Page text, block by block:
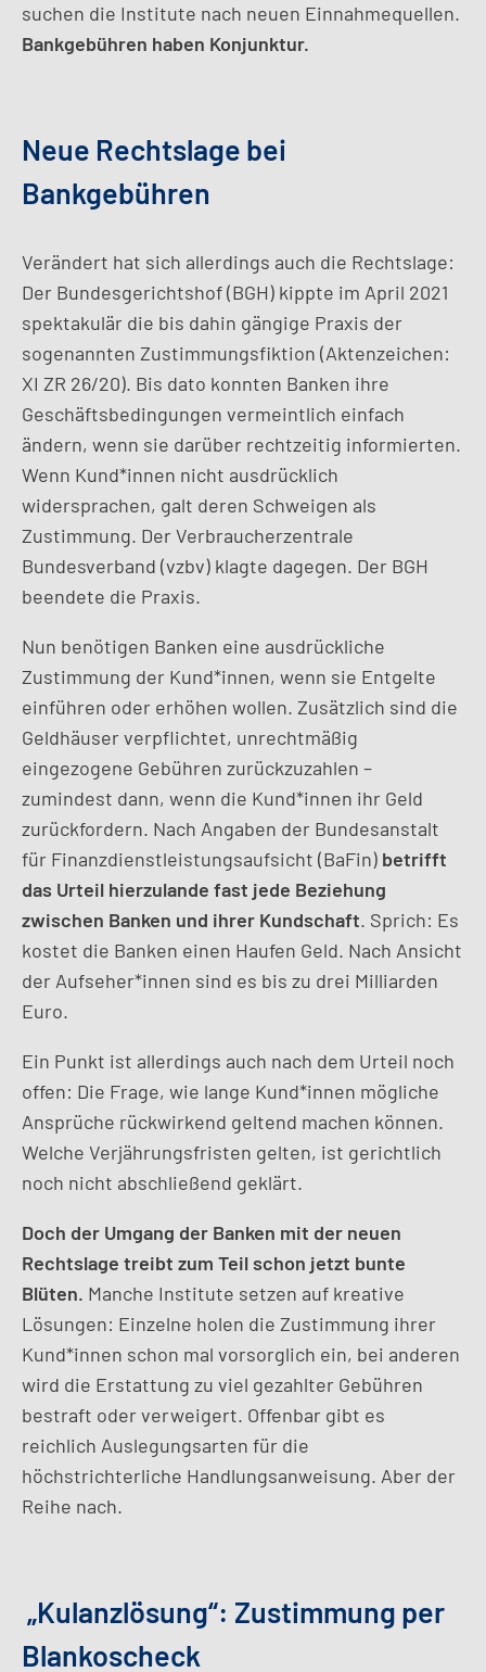
suchen die Institute nach neuen Einnahmequellen.
Bankgebühren haben Konjunktur.
Neue Rechtslage bei
Bankgebühren
Verändert hat sich allerdings auch die Rechtslage:
Der Bundesgerichtshof (BGH) kippte im April 2021
spektakulär die bis dahin gängige Praxis der
sogenannten Zustimmungsfiktion (Aktenzeichen:
XI ZR 26/20). Bis dato konnten Banken ihre
Geschäftsbedingungen vermeintlich einfach
ändern, wenn sie darüber rechtzeitig informierten.
Wenn Kund*innen nicht ausdrücklich
widersprachen, galt deren Schweigen als
Zustimmung. Der Verbraucherzentrale
Bundesverband (vzbv) klagte dagegen. Der BGH
beendete die Praxis.
Nun benötigen Banken eine ausdrückliche
Zustimmung der Kund*innen, wenn sie Entgelte
einführen oder erhöhen wollen. Zusätzlich sind die
Geldhäuser verpflichtet, unrechtmäßig
eingezogene Gebühren zurückzuzahlen –
zumindest dann, wenn die Kund*innen ihr Geld
zurückfordern. Nach Angaben der Bundesanstalt
für Finanzdienstleistungsaufsicht (BaFin) betrifft
das Urteil hierzulande fast jede Beziehung
zwischen Banken und ihrer Kundschaft. Sprich: Es
kostet die Banken einen Haufen Geld. Nach Ansicht
der Aufseher*innen sind es bis zu drei Milliarden
Euro.
Ein Punkt ist allerdings auch nach dem Urteil noch
offen: Die Frage, wie lange Kund*innen mögliche
Ansprüche rückwirkend geltend machen können.
Welche Verjährungsfristen gelten, ist gerichtlich
noch nicht abschließend geklärt.
Doch der Umgang der Banken mit der neuen
Rechtslage treibt zum Teil schon jetzt bunte
Blüten. Manche Institute setzen auf kreative
Lösungen: Einzelne holen die Zustimmung ihrer
Kund*innen schon mal vorsorglich ein, bei anderen
wird die Erstattung zu viel gezahlter Gebühren
bestraft oder verweigert. Offenbar gibt es
reichlich Auslegungsarten für die
höchstrichterliche Handlungsanweisung. Aber der
Reihe nach.
„Kulanzlösung“: Zustimmung per
Blankoscheck